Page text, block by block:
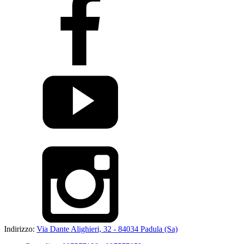
Indirizzo: Via Dante Alighieri, 32 - 84034 Padula (Sa)